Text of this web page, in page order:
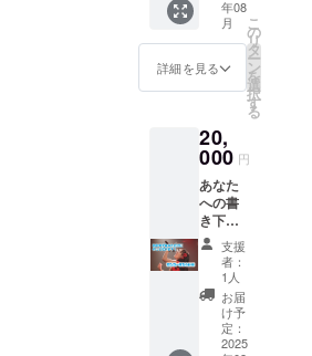
☆MV内
にてあ
なたの
お名前
・掲載
期間と
動画の
最後に
流れる
スタッ
フクレ
ジット
と概要
欄に活
動が続
く限り
「大好
きだ
よ！」
「お誕
など
☆MVに
掲載す
るお名
前をお
書きく
ださい
ー曲調
のリク
エスト
も受け
付けま
す！ー
みみゆ
を一時
間貸し
ます。
※マネー
ジャー
【備考
欄】
☆7月・
8月中で
撮影候
補日を
ご記入
くださ
い！
☆MVに
掲載す
るお名
前をお
年08
月
詳細を見る
こ
の
リ
タ
ー
ン
を
選
択
す
る
20,
000 円
あなた
への書
き下ろ
し応援
ソン
グ！(1
コーラ
ス・1
考欄に
支援
者：
1人
お届
け予
定：
2025